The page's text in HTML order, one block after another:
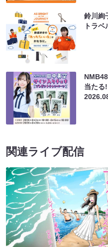
鈴川絢
トラ
当たる
関連ライブ配信